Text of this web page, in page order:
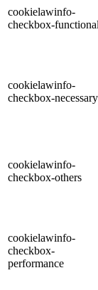
cookielawinfo-
checkbox-functional
cookielawinfo-
checkbox-necessary
cookielawinfo-
checkbox-others
cookielawinfo-
checkbox-
performance